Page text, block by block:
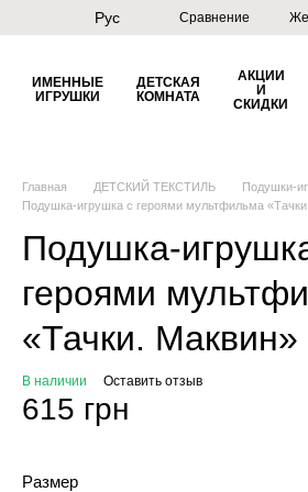
Рус Сравнение
ИМЕННЫЕ
ИГРУШКИ
ДЕТСКАЯ
КОМНАТА
АКЦИИ
И
СКИДКИ
Главная ДЕТСКИЙ ТЕКСТИЛЬ
Подушки-
Подушка-игрушка с героями мультфильма
Подушка-
героями
«Тачки. Маквин»
В наличии Оставить отзыв
615 грн
Размер